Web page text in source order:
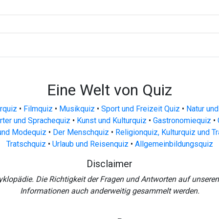
Eine Welt von Quiz
• Filmquiz • Musikquiz • Sport und Freizeit Quiz • Natur
und Sprachequiz • Kunst und Kulturquiz • Gastronomiequiz •
Modequiz • Der Menschquiz • Religionquiz, Kulturquiz und
Tratschquiz • Urlaub und Reisenquiz • Allgemeinbildungsquiz
Disclaimer
Die Richtigkeit der Fragen und Antworten auf
Informationen auch anderweitig gesammelt werden.